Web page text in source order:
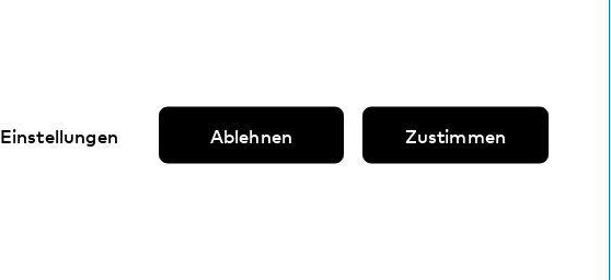
Einstellungen Ablehnen Zustimmen